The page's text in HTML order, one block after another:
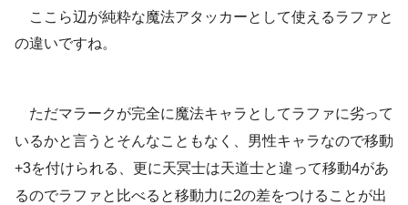
ここら辺が純粋な魔法アタッカーとして使えるラファと
の違いですね。
ただマラークが完全に魔法キャラとしてラファに劣って
いるかと言うとそんなこともなく、男性キャラなので移動
+3を付けられる、更に天冥士は天道士と違って移動4があ
るのでラファと比べると移動力に2の差をつけることが出